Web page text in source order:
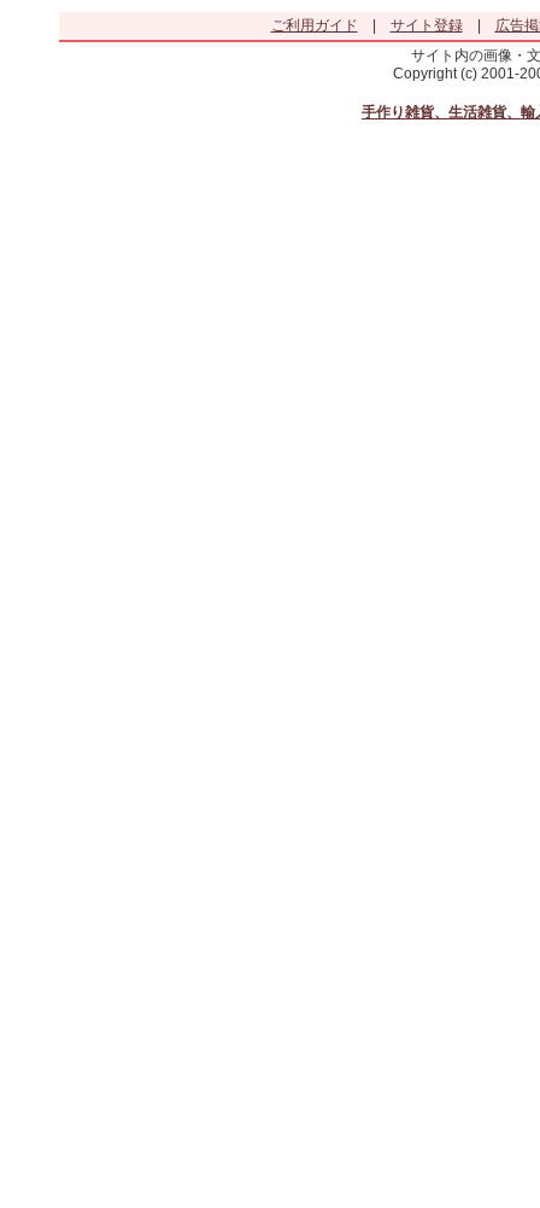
ご利用ガイド サイト登録|
広告
サイト内の画像・
Copyright (c) 2001-
手作り雑貨、生活雑貨、